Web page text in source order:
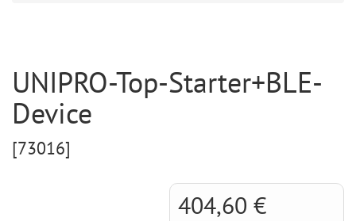
UNIPRO-Top-Starter+BLE-
Device
[73016]
404,60 €